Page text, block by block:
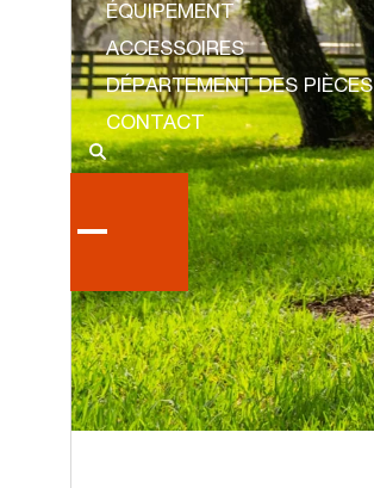
ÉQUIPEMENT
ACCESSOIRES
DÉPARTEMENT DES PIÈCES
CONTACT